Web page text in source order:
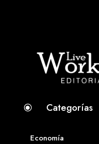
\ Categorías
Economía